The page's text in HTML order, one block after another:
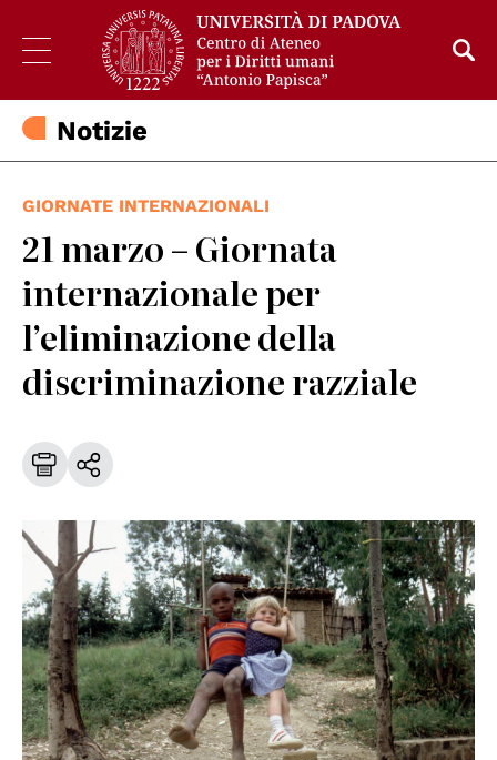
Notizie
GIORNATE INTERNAZIONALI
21 marzo – Giornata
internazionale per
l’eliminazione della
discriminazione razziale